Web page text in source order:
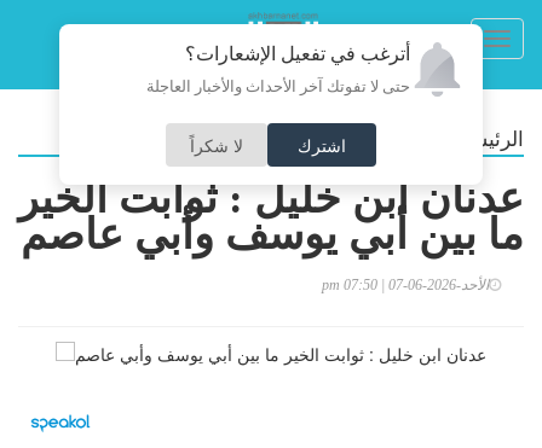
أترغب في تفعيل الإشعارات؟
حتى لا تفوتك آخر الأحداث والأخبار العاجلة
اشترك لا شكراً الرئيسية
عدنان ابن خليل : ثوابت الخير
ما بين أبي يوسف وأبي عاصم
الأحد-2026-06-07 | 07:50 pm